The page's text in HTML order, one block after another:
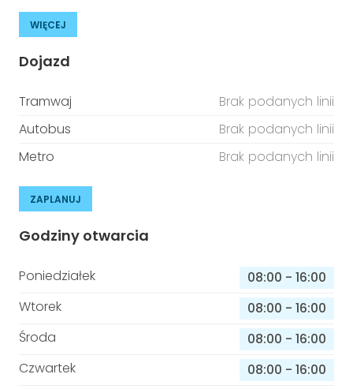
WIĘCEJ
Dojazd
Tramwaj
Brak podanych linii
Autobus
Brak podanych linii
Metro
Brak podanych linii
ZAPLANUJ
Godziny otwarcia
Poniedziałek 08:00 - 16:00
Wtorek
08:00 - 16:00
Środa
08:00 - 16:00
Czwartek
08:00 - 16:00